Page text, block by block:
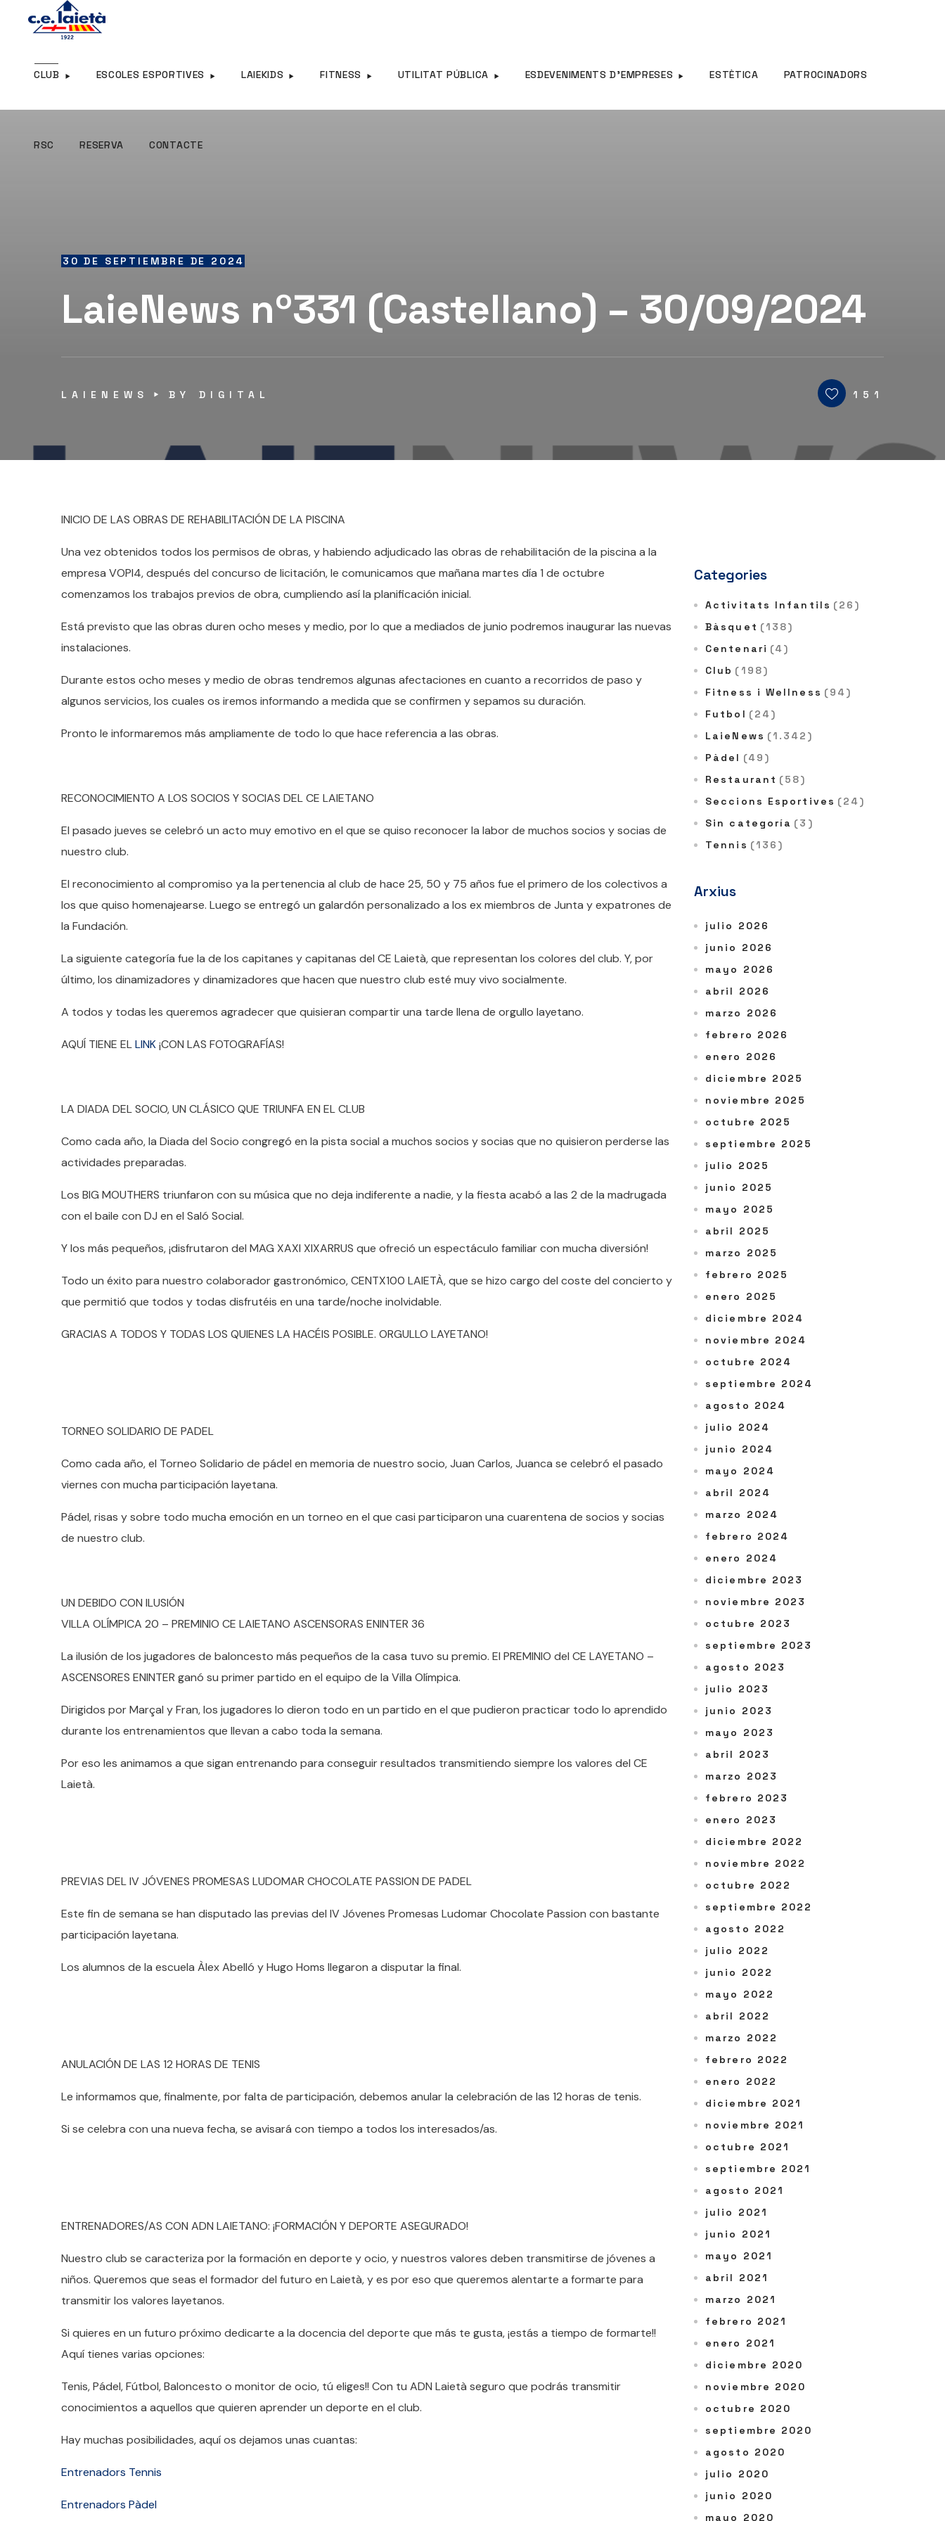
CLUB ESCOLES ESPORTIVES LAIEKIDS FITNESS UTILITAT PÚBLICA ESDEVENIMENTS D’EMPRESES ESTÈTICA PATROCINADORS
RSC RESERVA CONTACTE
RSC RESERVA
30 DE SEPTIEMBRE DE 2024
LaieNews nº331 (Castellano) – 30/09/2024
LAIENEWS BY DIGITAL 151
INICIO DE LAS OBRAS DE REHABILITACIÓN DE LA PISCINA
Una vez obtenidos todos los permisos de obras, y habiendo adjudicado las obras de rehabilitación de la piscina a la
empresa VOPI4, después del concurso de licitación, le comunicamos que mañana martes día 1 de octubre
comenzamos los trabajos previos de obra, cumpliendo así la planificación inicial.
Está previsto que las obras duren ocho meses y medio, por lo que a mediados de junio podremos inaugurar las nuevas
instalaciones.
Durante estos ocho meses y medio de obras tendremos algunas afectaciones en cuanto a recorridos de paso y
algunos servicios, los cuales os iremos informando a medida que se confirmen y sepamos su duración.
Pronto le informaremos más ampliamente de todo lo que hace referencia a las obras.
RECONOCIMIENTO A LOS SOCIOS Y SOCIAS DEL CE LAIETANO
El pasado jueves se celebró un acto muy emotivo en el que se quiso reconocer la labor de muchos socios y socias de
nuestro club.
El reconocimiento al compromiso ya la pertenencia al club de hace 25, 50 y 75 años fue el primero de los colectivos a
los que quiso homenajearse. Luego se entregó un galardón personalizado a los ex miembros de Junta y expatrones de
la Fundación.
La siguiente categoría fue la de los capitanes y capitanas del CE Laietà, que representan los colores del club. Y, por
último, los dinamizadores y dinamizadores que hacen que nuestro club esté muy vivo socialmente.
A todos y todas les queremos agradecer que quisieran compartir una tarde llena de orgullo layetano.
AQUÍ TIENE ELLINK¡CON LAS FOTOGRAFÍAS!
LA DIADA DEL SOCIO, UN CLÁSICO QUE TRIUNFA EN EL CLUB
Como cada año, la Diada del Socio congregó en la pista social a muchos socios y socias que no quisieron perderse las
actividades preparadas.
Los BIG MOUTHERS triunfaron con su música que no deja indiferente a nadie, y la fiesta acabó a las 2 de la madrugada
con el baile con DJ en el Saló Social.
Y los más pequeños, ¡disfrutaron del MAG XAXI XIXARRUS que ofreció un espectáculo familiar con mucha diversión!
Todo un éxito para nuestro colaborador gastronómico, CENTX100 LAIETÀ, que se hizo cargo del coste del concierto y
que permitió que todos y todas disfrutéis en una tarde/noche inolvidable.
GRACIAS A TODOS Y TODAS LOS QUIENES LA HACÉIS POSIBLE. ORGULLO LAYETANO!
TORNEO SOLIDARIO DE PADEL
Como cada año, el Torneo Solidario de pádel en memoria de nuestro socio, Juan Carlos, Juanca se celebró el pasado
viernes con mucha participación layetana.
Pádel, risas y sobre todo mucha emoción en un torneo en el que casi participaron una cuarentena de socios y socias
de nuestro club.
UN DEBIDO CON ILUSIÓN
VILLA OLÍMPICA 20 – PREMINIO CE LAIETANO ASCENSORAS ENINTER 36
La ilusión de los jugadores de baloncesto más pequeños de la casa tuvo su premio. El PREMINIO del CE LAYETANO –
ASCENSORES ENINTER ganó su primer partido en el equipo de la Villa Olímpica.
Dirigidos por Marçal y Fran, los jugadores lo dieron todo en un partido en el que pudieron practicar todo lo aprendido
durante los entrenamientos que llevan a cabo toda la semana.
Por eso les animamos a que sigan entrenando para conseguir resultados transmitiendo siempre los valores del CE
Laietà.
PREVIAS DEL IV JÓVENES PROMESAS LUDOMAR CHOCOLATE PASSION DE PADEL
Este fin de semana se han disputado las previas del IV Jóvenes Promesas Ludomar Chocolate Passion con bastante
participación layetana.
Los alumnos de la escuela Àlex Abelló y Hugo Homs llegaron a disputar la final.
ANULACIÓN DE LAS 12 HORAS DE TENIS
Le informamos que, finalmente, por falta de participación, debemos anular la celebración de las 12 horas de tenis.
Si se celebra con una nueva fecha, se avisará con tiempo a todos los interesados/as.
ENTRENADORES/AS CON ADN LAIETANO: ¡FORMACIÓN Y DEPORTE ASEGURADO!
Nuestro club se caracteriza por la formación en deporte y ocio, y nuestros valores deben transmitirse de jóvenes a
niños. Queremos que seas el formador del futuro en Laietà, y es por eso que queremos alentarte a formarte para
transmitir los valores layetanos.
Si quieres en un futuro próximo dedicarte a la docencia del deporte que más te gusta, ¡estás a tiempo de formarte!!
Aquí tienes varias opciones:
Tenis, Pádel, Fútbol, ​​Baloncesto o monitor de ocio, tú eliges!! Con tu ADN Laietà seguro que podrás transmitir
conocimientos a aquellos que quieren aprender un deporte en el club.
Hay muchas posibilidades, aquí os dejamos unas cuantas:
Entrenadors Tennis
Entrenadors Pàdel
Categories
Activitats Infantils (26)
Bàsquet (138)
Centenari (4)
Club (198)
Fitness i Wellness (94)
Futbol (24)
LaieNews (1.342)
Pàdel (49)
Restaurant (58)
Seccions Esportives (24)
Sin categoría (3)
Tennis (136)
Arxius
julio 2026
junio 2026
mayo 2026
abril 2026
marzo 2026
febrero 2026
enero 2026
diciembre 2025
noviembre 2025
octubre 2025
septiembre 2025
julio 2025
junio 2025
mayo 2025
abril 2025
marzo 2025
febrero 2025
enero 2025
diciembre 2024
noviembre 2024
octubre 2024
septiembre 2024
agosto 2024
julio 2024
junio 2024
mayo 2024
abril 2024
marzo 2024
febrero 2024
enero 2024
diciembre 2023
noviembre 2023
octubre 2023
septiembre 2023
agosto 2023
julio 2023
junio 2023
mayo 2023
abril 2023
marzo 2023
febrero 2023
enero 2023
diciembre 2022
noviembre 2022
octubre 2022
septiembre 2022
agosto 2022
julio 2022
junio 2022
mayo 2022
abril 2022
marzo 2022
febrero 2022
enero 2022
diciembre 2021
noviembre 2021
octubre 2021
septiembre 2021
agosto 2021
julio 2021
junio 2021
mayo 2021
abril 2021
marzo 2021
febrero 2021
enero 2021
diciembre 2020
noviembre 2020
octubre 2020
septiembre 2020
agosto 2020
julio 2020
junio 2020
mayo 2020